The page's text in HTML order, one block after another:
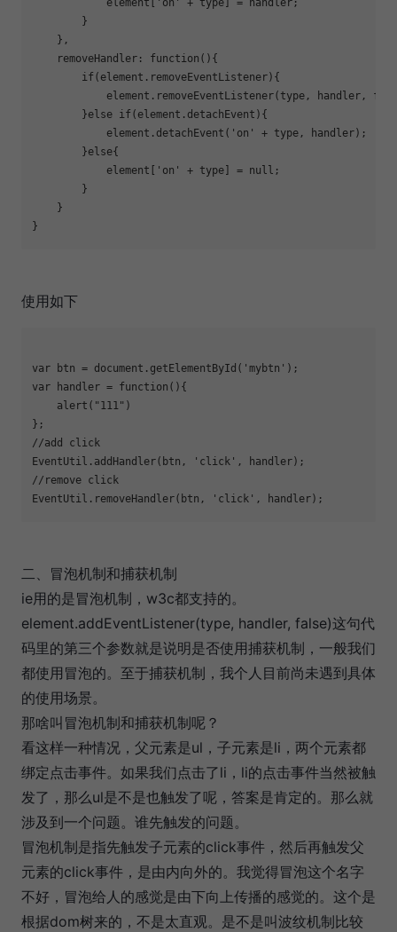
            element['on' + type] = handler;
        }
    },
    removeHandler: function(){
        if(element.removeEventListener){
element.removeEventListener(type, handler,
        }else if(element.detachEvent){
            element.detachEvent('on' + type, handler);
        }else{
            element['on' + type] = null;
        }
    }
使用如下
var btn = document.getElementById('mybtn');
var handler = function(){
    alert("111")
};
//add click
EventUtil.addHandler(btn, 'click', handler);
//remove click
二、冒泡机制和捕获机制
ie用的是冒泡机制，w3c都支持的。
element.addEventListener(type, handler, false)这句代
码里的第三个参数就是说明是否使用捕获机制，一般我们
都使用冒泡的。至于捕获机制，我个人目前尚未遇到具体
的使用场景。
那啥叫冒泡机制和捕获机制呢？
看这样一种情况，父元素是ul，子元素是li，两个元素都
绑定点击事件。如果我们点击了li，li的点击事件当然被触
发了，那么ul是不是也触发了呢，答案是肯定的。那么就
涉及到一个问题。谁先触发的问题。
冒泡机制是指先触发子元素的click事件，然后再触发父
元素的click事件，是由内向外的。我觉得冒泡这个名字
不好，冒泡给人的感觉是由下向上传播的感觉的。这个是
根据dom树来的，不是太直观。是不是叫波纹机制比较